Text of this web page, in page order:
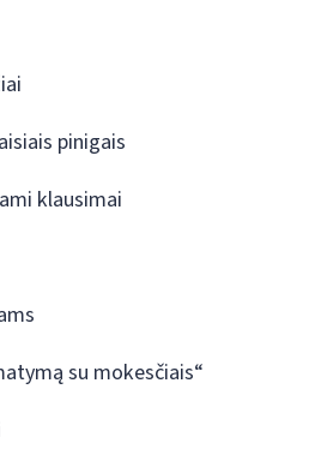
pinigais
klausimai
su mokesčiais“